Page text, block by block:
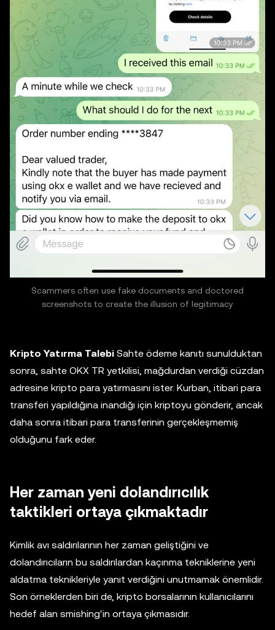
Scammers often use fake documents and doctored
screenshots to create the illusion of legitimacy
Kripto Yatırma Talebi Sahte ödeme kanıtı sunulduktan
sonra, sahte OKX TR yetkilisi, mağdurdan verdiği cüzdan
adresine kripto para yatırmasını ister. Kurban, itibari para
transferi yapıldığına inandığı için kriptoyu gönderir, ancak
daha sonra itibari para transferinin gerçekleşmemiş
olduğunu fark eder.
Her zaman yeni dolandırıcılık
taktikleri ortaya çıkmaktadır
Kimlik avı saldırılarının her zaman geliştiğini ve
dolandırıcıların bu saldırılardan kaçınma tekniklerine yeni
aldatma teknikleriyle yanıt verdiğini unutmamak önemlidir.
Son örneklerden biri de, kripto borsalarının kullanıcılarını
hedef alan smishing'in ortaya çıkmasıdır.